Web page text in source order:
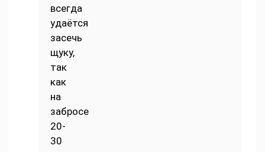
всегда
удаётся
засечь
щуку,
так
как
на
забросе
20-
30